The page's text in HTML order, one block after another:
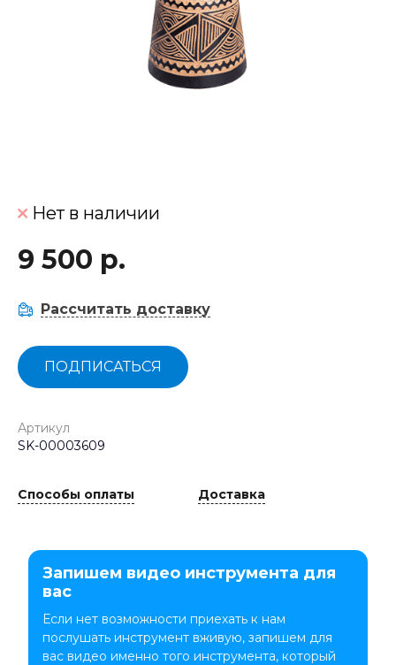
Нет в наличии
9 500 р.
Рассчитать доставку
ПОДПИСАТЬСЯ
Артикул
SK-00003609
Способы оплаты Доставка
Запишем видео инструмента для
вас
Если нет возможности приехать к нам
послушать инструмент вживую, запишем для
вас видео именно того инструмента, который